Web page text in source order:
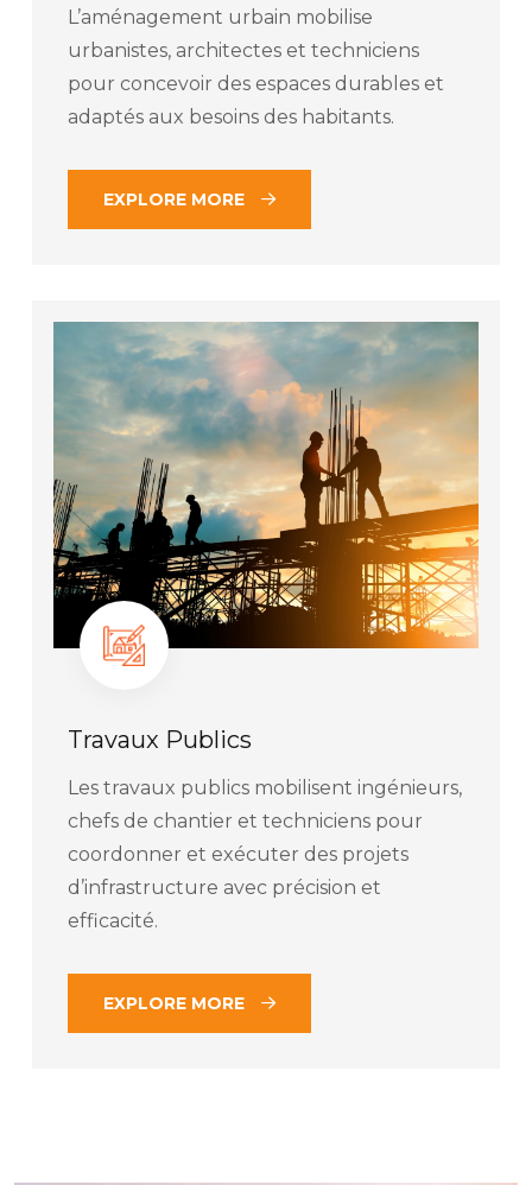
L’aménagement urbain mobilise
urbanistes, architectes et techniciens
pour concevoir des espaces durables et
adaptés aux besoins des habitants.
EXPLORE MORE
Travaux Publics
Les travaux publics mobilisent ingénieurs,
chefs de chantier et techniciens pour
coordonner et exécuter des projets
d’infrastructure avec précision et
efficacité.
EXPLORE MORE